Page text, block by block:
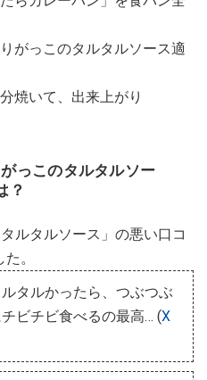
がっこのタルタルソース適
焼いて、出来上がり
っこのタルタルソー
？
ルタルソース」の悪い口コ
。
タルかったら、つぶつぶ
ビチビ食べるの最高… (X